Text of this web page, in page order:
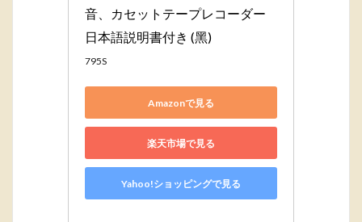
音、カセットテープレコーダー
日本語説明書付き (黑)
795S
Amazonで見る
楽天市場で見る
Yahoo!ショッピングで見る